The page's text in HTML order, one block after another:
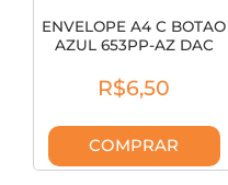
ENVELOPE A4 C BOTAO
AZUL 653PP-AZ DAC
R$6,50
COMPRAR